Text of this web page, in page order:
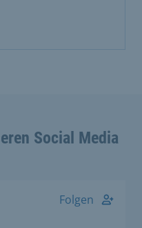
Social Media
Folgen